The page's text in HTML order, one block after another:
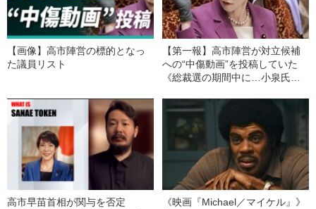
【画像】高市陣営の標的となっ
た議員リスト
【第一報】高市陣営が対立候補
への“中傷動画”を投稿していた
《総裁選の期間中に…小泉氏に
高市早苗首相が関与を否定
《映画『Michael／マイケル』》